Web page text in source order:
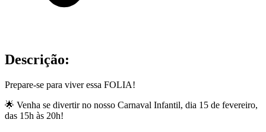
Descrição:
Prepare-se para viver essa FOLIA!
🌟 Venha se divertir no nosso Carnaval Infantil, dia 15 de fevereiro,
das 15h às 20h!